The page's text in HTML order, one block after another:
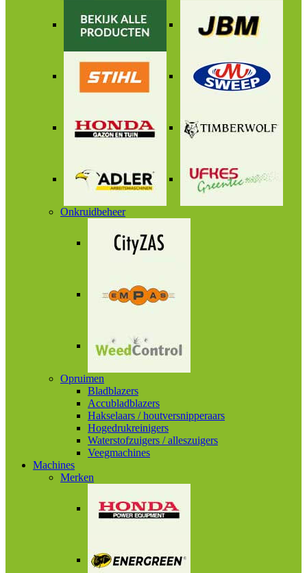
Onkruidbeheer
Opruimen
Bladblazers
Accubladblazers
Hakselaars / houtversnipperaars
Hogedrukreinigers
Waterstofzuigers / alleszuigers
Veegmachines
Machines
Merken